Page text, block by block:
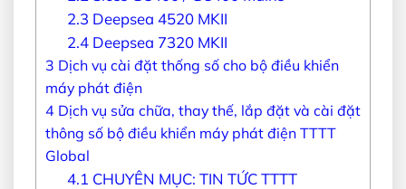
2.3 Deepsea 4520 MKII
2.4Deepsea 7320 MKII
3 Dịch vụ cài đặt thống số cho bộ điều khiển
máy phát điện
4 Dịch vụ sửa chữa, thay thế, lắp đặt và cài đặt
thông số bộ điều khiển máy phát điện TTTT
Global
4.1 CHUYÊN MỤC: TIN TỨC TTTT